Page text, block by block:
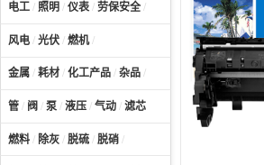
电工 / 照明 / 仪表 / 劳保安全 /
风电 / 光伏 / 燃机/
金属 / 耗材 / 化工产品 / 杂品 /
管 / 阀 / 泵 / 液压 / 气动 / 滤芯
燃料 / 除灰 / 脱硫 / 脱硝 /